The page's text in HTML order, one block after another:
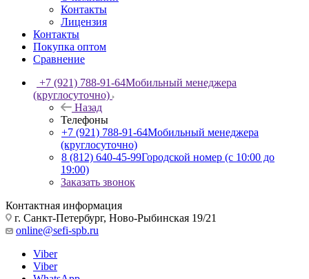
Контакты
Лицензия
Контакты
Покупка оптом
Сравнение
+7 (921) 788-91-64Мобильный менеджера
(круглосуточно)
Назад
Телефоны
+7 (921) 788-91-64Мобильный менеджера
(круглосуточно)
8 (812) 640-45-99Городской номер (с 10:00 до
19:00)
Заказать звонок
Контактная информация
г. Санкт-Петербург, Ново-Рыбинская 19/21
online@sefi-spb.ru
Viber
Viber